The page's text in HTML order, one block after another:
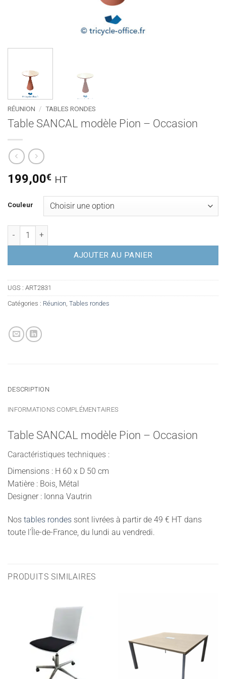
RÉUNION / TABLES RONDES
Table SANCAL modèle Pion – Occasion
199,00€ HT
Couleur
quantité de Table SANCAL modèle Pion - Occasion
AJOUTER AU PANIER
UGS : ART2831
Catégories : Réunion Tables rondes
DESCRIPTION
INFORMATIONS COMPLÉMENTAIRES
Table SANCAL modèle Pion – Occasion
Caractéristiques techniques :
Dimensions : H 60 x D 50 cm
Matière : Bois, Métal
Designer : Ionna Vautrin
Nos tables rondes sont livrées à partir de 49 € HT dans
toute l’Île-de-France, du lundi au vendredi.
PRODUITS SIMILAIRES